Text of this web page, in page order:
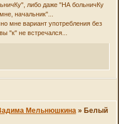
либо даже "НА больничКу
начальник"...
мне вариант употребления без
"к" не встречался...
Мельнюшкина » Белый